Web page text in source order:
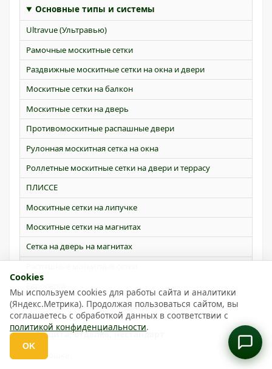
Основные типы и системы
Ultravue (Ультравью)
Рамочные москитные сетки
Раздвижные москитные сетки на окна и двери
Москитные сетки на балкон
Москитные сетки на дверь
Противомоскитные распашные двери
Рулонная москитная сетка на окна
Роллетные москитные сетки на двери и террасу
ПЛИССЕ
Москитные сетки на липучке
Москитные сетки на магнитах
Сетка на дверь на магнитах
Москитные сетки на мансардные окна
Защита, отделка, нестандарт
Антикошка
Cookies
Мы используем cookies для работы сайта и аналитики
(Яндекс.Метрика). Продолжая пользоваться сайтом, вы
соглашаетесь с обработкой данных в соответствии с
политикой конфиденциальности.
OK